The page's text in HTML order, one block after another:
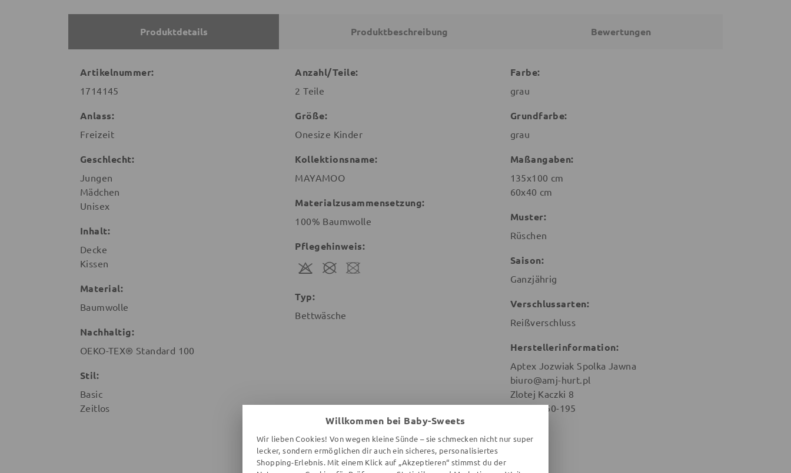
Produktdetails Produktbeschreibung Bewertungen
Artikelnummer:
1714145
Anlass:
Freizeit
Geschlecht:
Jungen
Mädchen
Unisex
Inhalt:
Decke
Kissen
Material:
Baumwolle
Nachhaltig:
OEKO-TEX® Standard 100
Stil:
Basic
Zeitlos
Anzahl/Teile:
2 Teile
Größe:
Onesize Kinder
Kollektionsname:
MAYAMOO
Materialzusammensetzung:
100% Baumwolle
Pflegehinweis:
Typ:
Bettwäsche
Farbe:
grau
Grundfarbe:
grau
Maßangaben:
135x100 cm
60x40 cm
Muster:
Rüschen
Saison:
Ganzjährig
Verschlussarten:
Reißverschluss
Herstellerinformation:
Aptex Jozwiak Spolka Jawna
biuro@amj-hurt.pl
Zlotej Kaczki 8
Poznan 60-195
Willkommen bei Baby-Sweets
Wir lieben Cookies! Von wegen kleine Sünde – sie schmecken nicht nur super
lecker, sondern ermöglichen dir auch ein sicheres, personalisiertes
Shopping-Erlebnis. Mit einem Klick auf „Akzeptieren“ stimmst du der